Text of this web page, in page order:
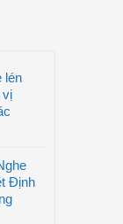
lén
vị
Định